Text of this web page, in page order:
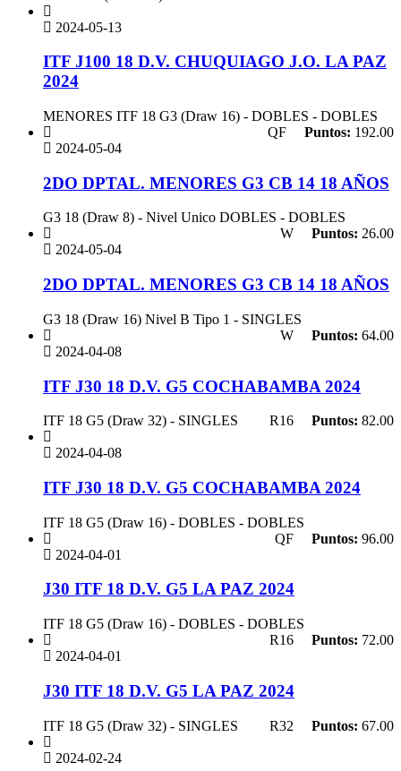
2024-05-13
ITF J100 18 D.V. CHUQUIAGO J.O. LA PAZ
2024
MENORES ITF 18 G3 (Draw 16) - DOBLES - DOBLES
QF
Puntos: 192.00
2024-05-04
2DO DPTAL. MENORES G3 CB 14 18 AÑOS
G3 18 (Draw 8) - Nivel Unico DOBLES - DOBLES
W
Puntos: 26.00
2024-05-04
2DO DPTAL. MENORES G3 CB 14 18 AÑOS
G3 18 (Draw 16) Nivel B Tipo 1 - SINGLES
W
Puntos: 64.00
2024-04-08
ITF J30 18 D.V. G5 COCHABAMBA 2024
ITF 18 G5 (Draw 32) - SINGLES R16 Puntos: 82.00
2024-04-08
ITF J30 18 D.V. G5 COCHABAMBA 2024
ITF 18 G5 (Draw 16) - DOBLES - DOBLES
QF
Puntos: 96.00
2024-04-01
J30 ITF 18 D.V. G5 LA PAZ 2024
ITF 18 G5 (Draw 16) - DOBLES - DOBLES
R16
Puntos: 72.00
2024-04-01
J30 ITF 18 D.V. G5 LA PAZ 2024
ITF 18 G5 (Draw 32) - SINGLES R32 Puntos: 67.00
2024-02-24